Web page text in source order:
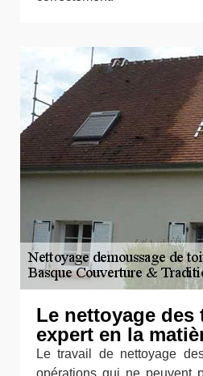
Le nettoyage des
expert en la
Le travail de nettoyage
opérations qui ne peuvent